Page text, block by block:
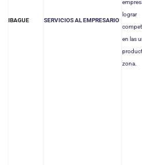
IBAGUE SERVICIOS AL EMPRESARIO
lograr
en las
zona.